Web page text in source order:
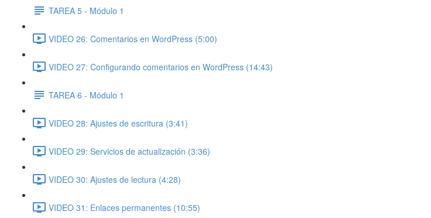
TAREA 5 - Módulo 1
VIDEO 26: Comentarios en WordPress (5:00)
VIDEO 27: Configurando comentarios en WordPress (14:43)
TAREA 6 - Módulo 1
VIDEO 28: Ajustes de escritura (3:41)
VIDEO 29: Servicios de actualización (3:36)
VIDEO 30: Ajustes de lectura (4:28)
VIDEO 31: Enlaces permanentes (10:55)